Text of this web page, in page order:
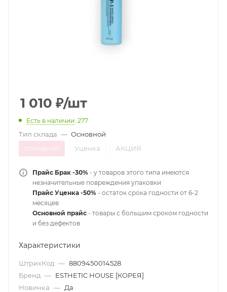
1 010 ₽/шт
Есть в наличии: 277
Тип склада — Основной
Основной
Уценка АКЦИЯ
Прайс Брак -30% - у товаров этого типа имеются
незначительные повреждения упаковки
Прайс Уценка -50% - остаток срока годности от 6-2
месяцев
Основной прайс - товары с большим сроком годности
и без дефектов
Характеристики
ШтрихКод — 8809450014528
Бренд — ESTHETIC HOUSE [КОРЕЯ]
Новинка — Да